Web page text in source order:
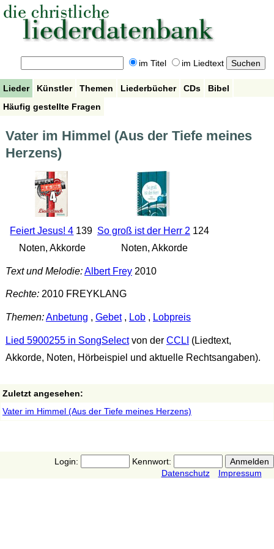
im Titel im Liedtext
Lieder Künstler Themen Liederbücher CDs
Bibel
Häufig gestellte Fragen
Vater im Himmel (Aus der Tiefe meines
Herzens)
Feiert Jesus! 4 139
Noten, Akkorde
So groß ist der Herr 2 124
Noten, Akkorde
Text und Melodie:Albert Frey2010
Rechte:2010 FREYKLANG
Themen:Anbetung , Gebet, Lob, Lobpreis
Lied 5900255 in SongSelectvon der CCLI (Liedtext,
Akkorde, Noten, Hörbeispiel und aktuelle Rechtsangaben).
Zuletzt angesehen:
Vater im Himmel (Aus der Tiefe meines Herzens)
Login:
Kennwort:
Datenschutz
Impressum